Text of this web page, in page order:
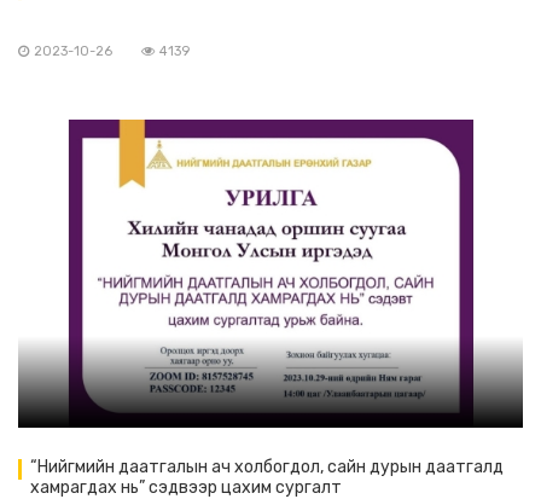
2023-10-26 4139
“Нийгмийн даатгалын ач холбогдол, сайн дурын даатгалд
хамрагдах нь” сэдвээр цахим сургалт